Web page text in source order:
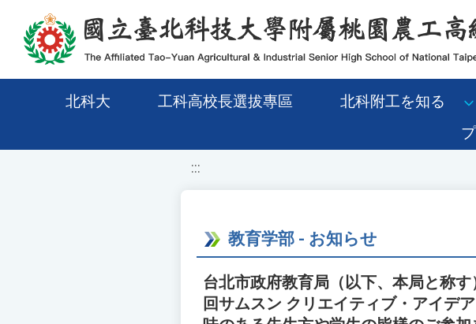
移至網頁之主要內容區位置
北科大 工科高校長選拔專區 北科附工を知る
:::
教育学部 - お知らせ
台北市政府教育局（以下、本局と称
回サムスン クリエイティブ・アイデ